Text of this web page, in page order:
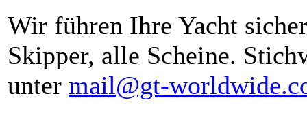
Wir führen Ihre Yacht
Skipper, alle Scheine.
unter mail@gt-